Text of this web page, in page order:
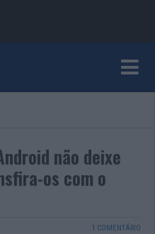
não deixe
os com o
1 COMENTÁRIO